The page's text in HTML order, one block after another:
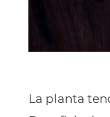
La planta